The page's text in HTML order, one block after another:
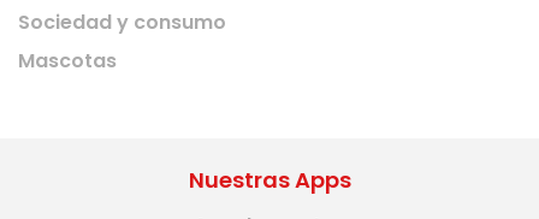
Sociedad y consumo
Mascotas
Nuestras Apps